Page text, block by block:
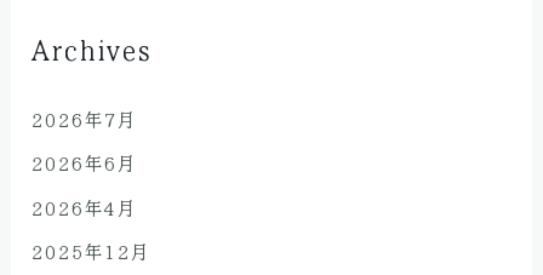
Archives
2026年7月
2026年6月
2026年4月
2025年12月